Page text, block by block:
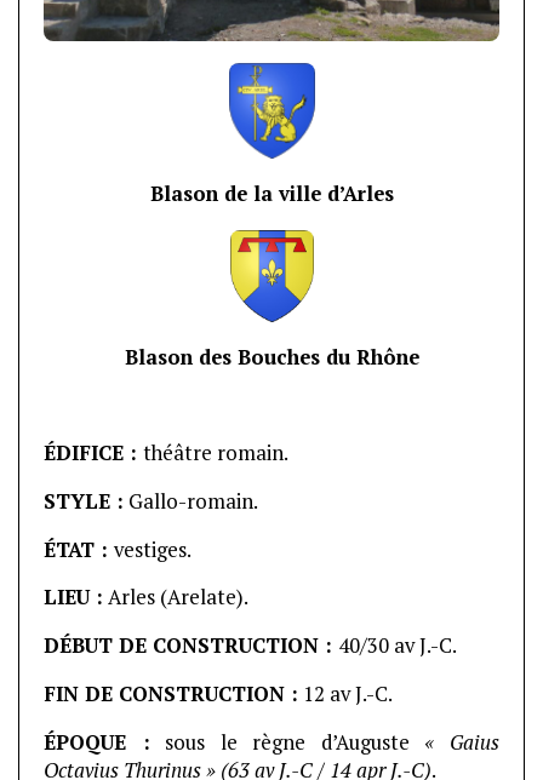
Blason de la ville d’Arles
Blason des Bouches du Rhône
ÉDIFICE :théâtre romain.
STYLE : Gallo-romain.
ÉTAT :vestiges.
LIEU : Arles (Arelate).
DÉBUT DE CONSTRUCTION : 40/30 av J.-C.
FIN DE CONSTRUCTION : 12 av J.-C.
ÉPOQUE : sous le règne d’Auguste « Gaius
Octavius Thurinus » (63 av J.-C / 14 apr J.-C).